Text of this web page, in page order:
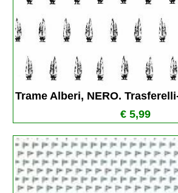
Trame Alberi, NERO.
€ 5,99